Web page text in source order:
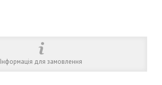
Інформація для замовлення